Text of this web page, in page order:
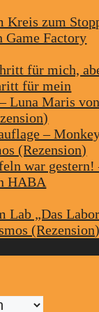
Kreis zum
Game Factory
für mich,
für mein
Luna Maris von
–
(Rezension)
war gestern!
HABA
Lab „Das Labor
(Rezension)